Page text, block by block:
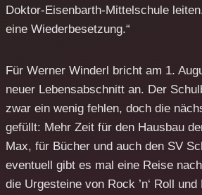
Doktor-Eisenbarth-Mittelschule
eine Wiederbesetzung.“
Für Werner Winderl bricht am 1.
neuer Lebensabschnitt an. Der
zwar ein wenig fehlen, doch die
gefüllt: Mehr Zeit für den Hausbau
Max, für Bücher und auch den SV
eventuell gibt es mal eine Reise
die Urgesteine von Rock ’n‘ Roll